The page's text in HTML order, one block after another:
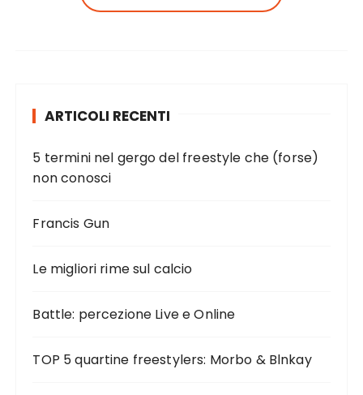
ARTICOLI RECENTI
5 termini nel gergo del freestyle che (forse)
non conosci
Francis Gun
Le migliori rime sul calcio
Battle: percezione Live e Online
TOP 5 quartine freestylers: Morbo & Blnkay